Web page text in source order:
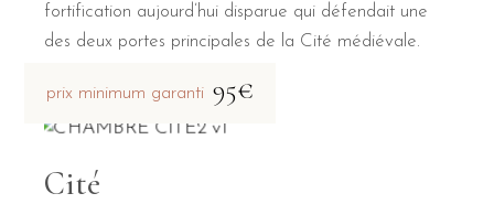
fortification aujourd’hui disparue qui défendait une
des deux portes principales de la Cité médiévale.
prix minimum garanti 95€
Cité